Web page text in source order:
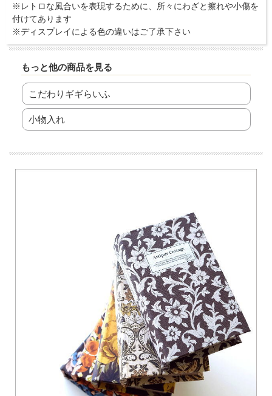
※レトロな風合いを表現するために、所々にわざと擦れや小傷を
付けてあります
※ディスプレイによる色の違いはご了承下さい
もっと他の商品を見る
こだわりギギらいふ
小物入れ